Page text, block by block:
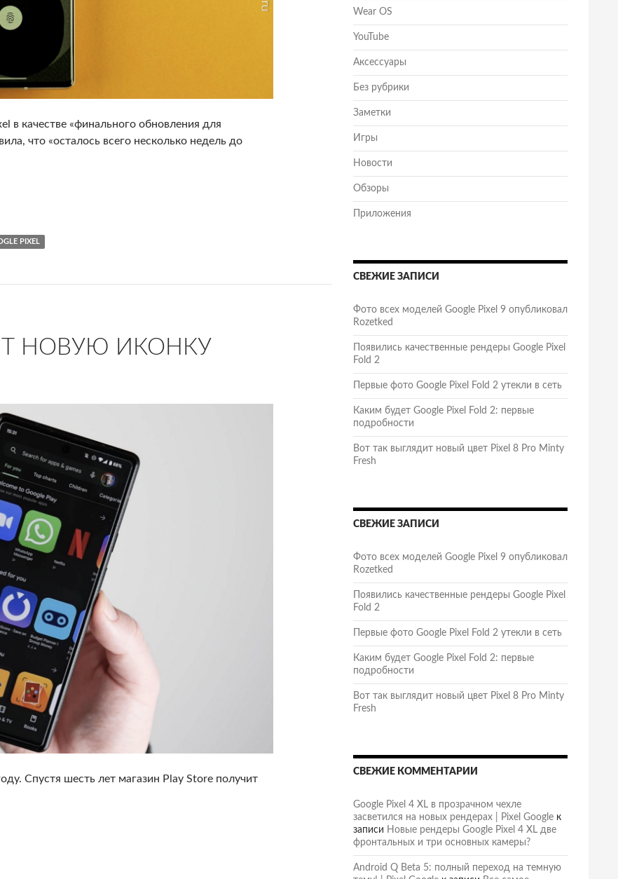
в качестве «финального обновления для
что «осталось всего несколько недель до
бета-сборка Android 13 Beta 4
PIXEL
НОВУЮ ИКОНКУ
Спустя шесть лет магазин Play Store получит
Wear OS
YouTube
Аксессуары
Без рубрики
Заметки
Игры
Новости
Обзоры
Приложения
СВЕЖИЕ ЗАПИСИ
Фото всех моделей Google Pixel 9 опубликовал
Rozetked
Появились качественные рендеры Google Pixel
Fold 2
Первые фото Google Pixel Fold 2 утекли в сеть
Каким будет Google Pixel Fold 2: первые
подробности
Вот так выглядит новый цвет Pixel 8 Pro Minty
Fresh
СВЕЖИЕ ЗАПИСИ
Фото всех моделей Google Pixel 9 опубликовал
Rozetked
Появились качественные рендеры Google Pixel
Fold 2
Первые фото Google Pixel Fold 2 утекли в сеть
Каким будет Google Pixel Fold 2: первые
подробности
Вот так выглядит новый цвет Pixel 8 Pro Minty
Fresh
СВЕЖИЕ КОММЕНТАРИИ
Google Pixel 4 XL в прозрачном чехле
засветился на новых рендерах | Pixel Google к
записи Новые рендеры Google Pixel 4 XL две
фронтальных и три основных камеры?
Android Q Beta 5: полный переход на темную